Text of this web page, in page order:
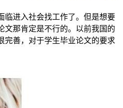
临进入社会找工作了。但是想要
文那肯定是不行的。以前我国的
完善，对于学生毕业论文的要求